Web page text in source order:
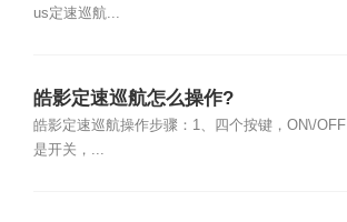
us定速巡航...
皓影定速巡航怎么操作?
皓影定速巡航操作步骤：1、四个按键，ON\/OFF
是开关，...